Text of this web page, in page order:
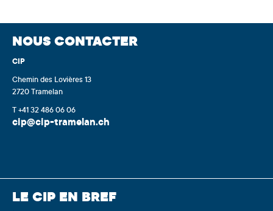
NOUS CONTACTER
CIP
Chemin des Lovières 13
2720 Tramelan
T +41 32 486 06 06
cip@cip-tramelan.ch
LE CIP EN BREF